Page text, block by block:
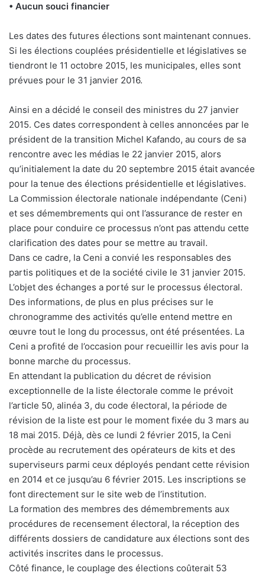
• Aucun souci financier
Les dates des futures élections sont maintenant connues.
Si les élections couplées présidentielle et législatives se
tiendront le 11 octobre 2015, les municipales, elles sont
prévues pour le 31 janvier 2016.
Ainsi en a décidé le conseil des ministres du 27 janvier
2015. Ces dates correspondent à celles annoncées par le
président de la transition Michel Kafando, au cours de sa
rencontre avec les médias le 22 janvier 2015, alors
qu’initialement la date du 20 septembre 2015 était avancée
pour la tenue des élections présidentielle et législatives.
La Commission électorale nationale indépendante (Ceni)
et ses démembrements qui ont l’assurance de rester en
place pour conduire ce processus n’ont pas attendu cette
clarification des dates pour se mettre au travail.
Dans ce cadre, la Ceni a convié les responsables des
partis politiques et de la société civile le 31 janvier 2015.
L’objet des échanges a porté sur le processus électoral.
Des informations, de plus en plus précises sur le
chronogramme des activités qu’elle entend mettre en
œuvre tout le long du processus, ont été présentées. La
Ceni a profité de l’occasion pour recueillir les avis pour la
bonne marche du processus.
En attendant la publication du décret de révision
exceptionnelle de la liste électorale comme le prévoit
l’article 50, alinéa 3, du code électoral, la période de
révision de la liste est pour le moment fixée du 3 mars au
18 mai 2015. Déjà, dès ce lundi 2 février 2015, la Ceni
procède au recrutement des opérateurs de kits et des
superviseurs parmi ceux déployés pendant cette révision
en 2014 et ce jusqu’au 6 février 2015. Les inscriptions se
font directement sur le site web de l’institution.
La formation des membres des démembrements aux
procédures de recensement électoral, la réception des
différents dossiers de candidature aux élections sont des
activités inscrites dans le processus.
Côté finance, le couplage des élections coûterait 53